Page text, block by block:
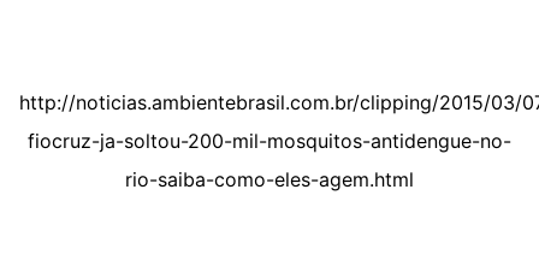
http://noticias.ambientebrasil.com.br/clipping/2015/03/
fiocruz-ja-soltou-200-mil-mosquitos-antidengue-no-
rio-saiba-como-eles-agem.html